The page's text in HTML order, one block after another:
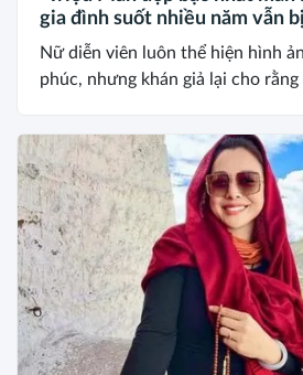
gia đình suốt nhiều năm vẫn
Nữ diễn viên luôn thể hiện hình
phúc, nhưng khán giả lại cho rằng